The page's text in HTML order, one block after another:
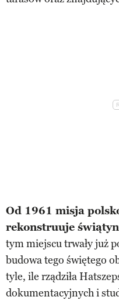
Od 1961 misja
rekonstruuje
tym miejscu trwały już
budowa tego świętego
tyle, ile rządziła
dokumentacyjnych i